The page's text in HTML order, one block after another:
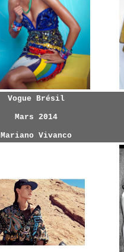
Vogue Brésil
Mars 2014
Mariano Vivanco